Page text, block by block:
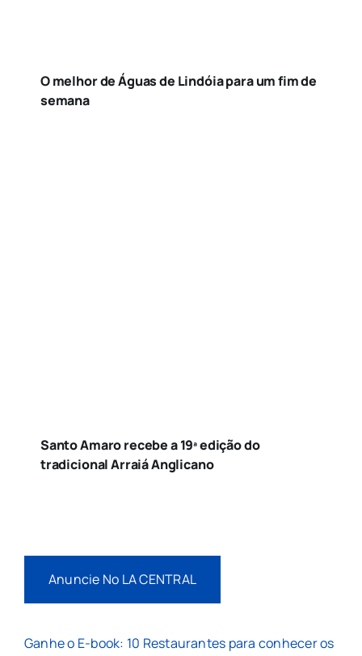
O melhor de Águas de Lindóia para um fim de
semana
Santo Amaro recebe a 19ª edição do
tradicional Arraiá Anglicano
Anuncie No LA CENTRAL
Ganhe o E-book: 10 Restaurantes para conhecer os